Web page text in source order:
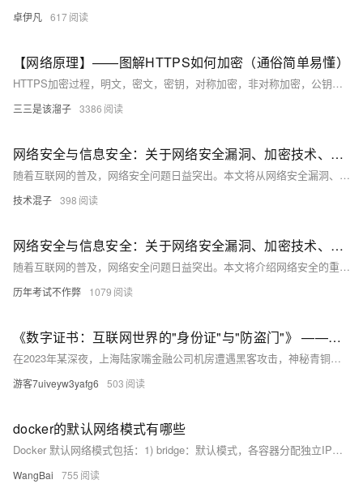
卓伊凡 617
【网络原理】——图解HTTPS如何加密（通俗简单易懂）
HTTPS加密过程，明文，密文，密钥，对称加密，非对称加密，公钥和私钥，证书加密
三三是该溜子 3386
网络安全与信息安全：关于网络安全漏洞、加密技术、安全意识等方面的知识分享
随着互联网的普及，网络安全问题日益突出。本文将从网络安全漏洞、加密技术和安全意识三个方面进行探讨，旨在提高读者对网络安全的认识和防范能力。通过分析常见的网络安全漏洞，介绍加密技术的基本原理和应用，以及强调安全意识的重要性，帮助读者更好地保护自己的网络信息安全。
技术混子 398
网络安全与信息安全：关于网络安全漏洞、加密技术、安全意识等方面的知识分享
随着互联网的普及，网络安全问题日益突出。本文将介绍网络安全的重要性，分析常见的网络安全漏洞及其危害，探讨加密技术在保障网络安全中的作用，并强调提高安全意识的必要性。通过本文的学习，读者将了解网络安全的基本概念和应对策略，提升个人和组织的网络安全防护能力。
历年考试不作弊 1079
《数字证书：互联网世界的"身份证"与"防盗门"》 ——揭秘网络安全背后的加密江湖
在2023年某深夜，上海陆家嘴金融公司机房遭遇黑客攻击，神秘青铜大门与九大掌门封印的玉牌突现，阻止了入侵。此门象征数字证书，保障网络安全。数字证书如验钞机识别假币，保护用户数据。它通过SSL/TLS加密、CA认证和非对称加密，构建安全通信。证书分为DV、OV、EV三类，分别适合不同场景。忽视证书安全可能导致巨额损失。阿里云提供一站式证书服务，助力企业部署SSL证书，迎接未来量子计算和物联网挑战。
游客7uiveyw3yafg6 503
docker的默认网络模式有哪些
Docker 默认网络模式包括：1) bridge：默认模式，各容器分配独立IP，可通过名称或IP通信；2) host：容器与宿主机共享网络命名空间，性能最优但有安全风险；3) none：容器隔离无网络配置，适用于仅需本地通信的场景。
WangBai 755